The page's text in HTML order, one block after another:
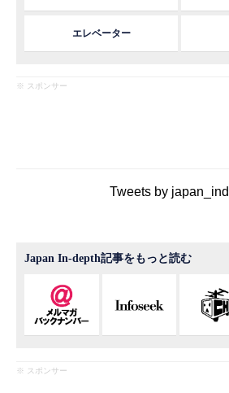
エレベーター
※ スポンサー
Tweets by
Japan In-depth記事をもっと読む
※ スポンサー